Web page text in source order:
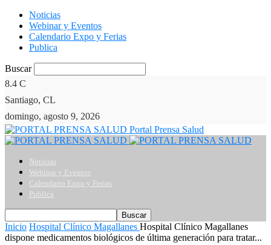
Noticias
Webinar y Eventos
Calendario Expo y Ferias
Publica
Buscar
8.4 C
Santiago, CL
domingo, agosto 9, 2026
Portal Prensa Salud
Noticias
Webinar y Eventos
Calendario Expo y Ferias
Publica
Inicio Hospital Clínico Magallanes Hospital Clínico Magallanes
dispone medicamentos biológicos de última generación para tratar...